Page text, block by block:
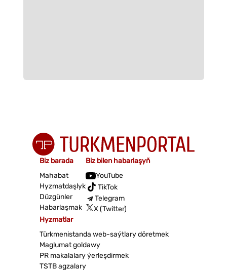
Biz barada
Mahabat
Hyzmatdaşlyk
Düzgünler
Habarlaşmak
Biz bilen habarlaşyň
YouTube
TikTok
Telegram
X (Twitter)
Hyzmatlar
Türkmenistanda web-saýtlary döretmek
Maglumat goldawy
PR makalalary ýerleşdirmek
TSTB agzalary